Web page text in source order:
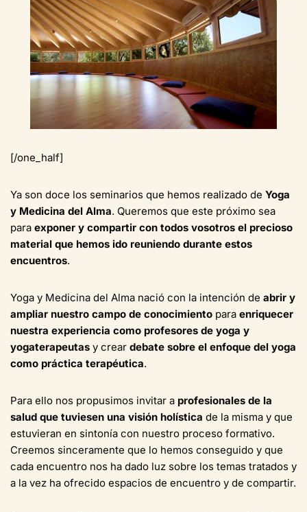
[/one_half]
Ya son doce los seminarios que hemos realizado de Yoga
y Medicina del Alma. Queremos que este próximo sea
para exponer y compartir con todos vosotros el precioso
material que hemos ido reuniendo durante estos
encuentros.
Yoga y Medicina del Alma nació con la intención de abrir y
ampliar nuestro campo de conocimiento para enriquecer
nuestra experiencia como profesores de yoga y
yogaterapeutas y crear debate sobre el enfoque del yoga
como práctica terapéutica.
Para ello nos propusimos invitar a profesionales de la
salud que tuviesen una visión holística de la misma y que
estuvieran en sintonía con nuestro proceso formativo.
Creemos sinceramente que lo hemos conseguido y que
cada encuentro nos ha dado luz sobre los temas tratados y
a la vez ha ofrecido espacios de encuentro y de compartir.